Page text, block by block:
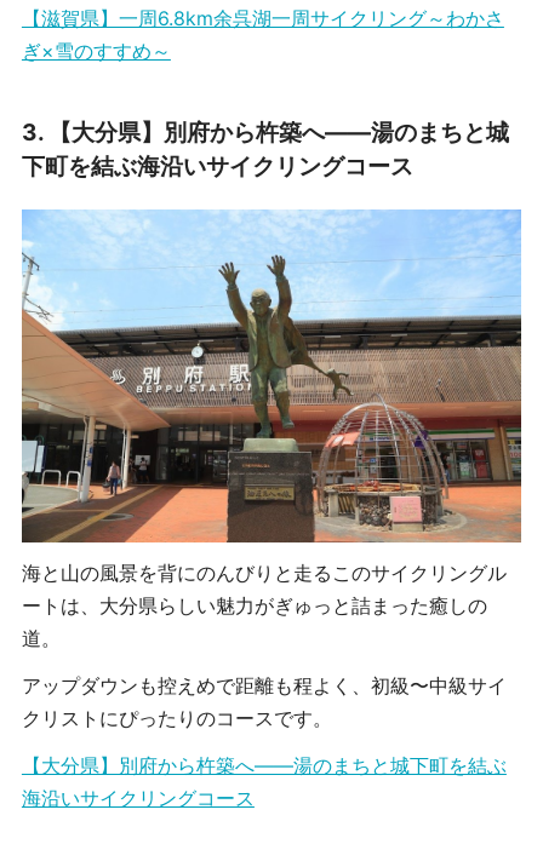
【滋賀県】一周6.8km余呉湖一周サイクリング～わかさ
ぎ×雪のすすめ～
3.
【大分県】別府から杵築へ――湯のまちと城
下町を結ぶ海沿いサイクリングコース
海と山の風景を背にのんびりと走るこのサイクリングル
ートは、大分県らしい魅力がぎゅっと詰まった癒しの
道。
アップダウンも控えめで距離も程よく、初級〜中級サイ
クリストにぴったりのコースです。
【大分県】別府から杵築へ――湯のまちと城下町を結ぶ
海沿いサイクリングコース